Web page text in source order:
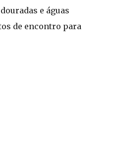
e águas
de encontro para